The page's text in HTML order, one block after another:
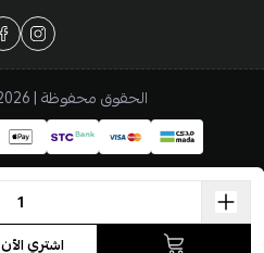
اشتري الآن
الحقوق محفوظة | 2026